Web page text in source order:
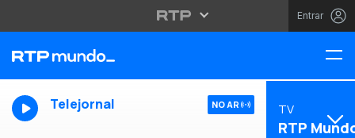
Entrar
Telejornal NO AR TV
RTP